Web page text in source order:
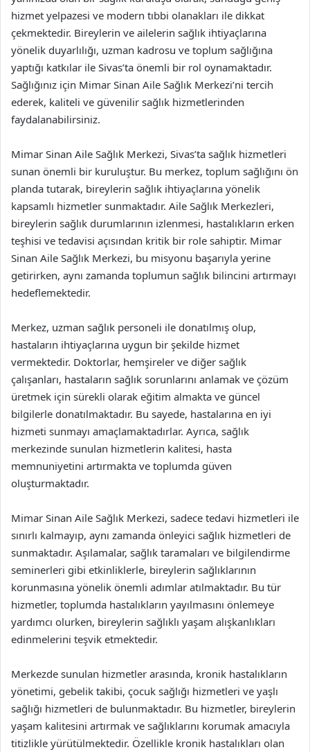
hizmet yelpazesi ve modern tıbbi olanakları ile dikkat
çekmektedir. Bireylerin ve ailelerin sağlık ihtiyaçlarına
yönelik duyarlılığı, uzman kadrosu ve toplum sağlığına
yaptığı katkılar ile Sivas’ta önemli bir rol oynamaktadır.
Sağlığınız için Mimar Sinan Aile Sağlık Merkezi’ni tercih
ederek, kaliteli ve güvenilir sağlık hizmetlerinden
faydalanabilirsiniz.
Mimar Sinan Aile Sağlık Merkezi, Sivas’ta sağlık hizmetleri
sunan önemli bir kuruluştur. Bu merkez, toplum sağlığını ön
planda tutarak, bireylerin sağlık ihtiyaçlarına yönelik
kapsamlı hizmetler sunmaktadır. Aile Sağlık Merkezleri,
bireylerin sağlık durumlarının izlenmesi, hastalıkların erken
teşhisi ve tedavisi açısından kritik bir role sahiptir. Mimar
Sinan Aile Sağlık Merkezi, bu misyonu başarıyla yerine
getirirken, aynı zamanda toplumun sağlık bilincini artırmayı
hedeflemektedir.
Merkez, uzman sağlık personeli ile donatılmış olup,
hastaların ihtiyaçlarına uygun bir şekilde hizmet
vermektedir. Doktorlar, hemşireler ve diğer sağlık
çalışanları, hastaların sağlık sorunlarını anlamak ve çözüm
üretmek için sürekli olarak eğitim almakta ve güncel
bilgilerle donatılmaktadır. Bu sayede, hastalarına en iyi
hizmeti sunmayı amaçlamaktadırlar. Ayrıca, sağlık
merkezinde sunulan hizmetlerin kalitesi, hasta
memnuniyetini artırmakta ve toplumda güven
oluşturmaktadır.
Mimar Sinan Aile Sağlık Merkezi, sadece tedavi hizmetleri ile
sınırlı kalmayıp, aynı zamanda önleyici sağlık hizmetleri de
sunmaktadır. Aşılamalar, sağlık taramaları ve bilgilendirme
seminerleri gibi etkinliklerle, bireylerin sağlıklarının
korunmasına yönelik önemli adımlar atılmaktadır. Bu tür
hizmetler, toplumda hastalıkların yayılmasını önlemeye
yardımcı olurken, bireylerin sağlıklı yaşam alışkanlıkları
edinmelerini teşvik etmektedir.
Merkezde sunulan hizmetler arasında, kronik hastalıkların
yönetimi, gebelik takibi, çocuk sağlığı hizmetleri ve yaşlı
sağlığı hizmetleri de bulunmaktadır. Bu hizmetler, bireylerin
yaşam kalitesini artırmak ve sağlıklarını korumak amacıyla
titizlikle yürütülmektedir. Özellikle kronik hastalıkları olan